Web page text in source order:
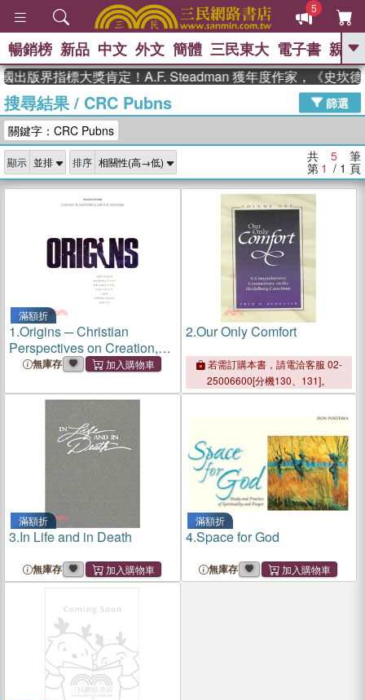
5
GO
熱搜： 高希均教授回憶錄
、 The Odyssey 、 父親節 、 如果歷
獎 臺灣漫遊錄 、 方念華 、 台灣的李
登輝時代
數學女孩：黎曼猜想 、
偉大的迷走神經
暢銷榜 新品 中文 外文 簡體 三民東大 電子書 親子
出版界指標大獎肯定！A.F. Steadman 獲年度作家，《史坎德
搜尋結果/ CRC Pubns
篩選
關鍵字：CRC Pubns
顯示 排序 共 5 筆
第 1 / 1 頁
滿額折
1.Origins ─ Christian
Perspectives on Creation,
Evolution, and Intelligent
無庫存
2.Our Only Comfort
若需訂購本書，請電洽客服 02-
25006600[分機130、131]。
滿額折
3.In Life and in Death
無庫存
滿額折
4.Space for God
無庫存